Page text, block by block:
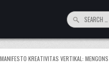
Search for:
MANIFESTO KREATIVITAS VERTIKAL: